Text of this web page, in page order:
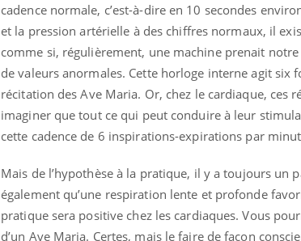
cadence normale, c’est-à-dire en 10 secondes
et la pression artérielle à des chiffres normaux, il
comme si, régulièrement, une machine prenait
de valeurs anormales. Cette horloge interne agit six
récitation des Ave Maria. Or, chez le cardiaque, ces
imaginer que tout ce qui peut conduire à leur
cette cadence de 6 inspirations-expirations par
Mais de l’hypothèse à la pratique, il y a toujours un
également qu’une respiration lente et profonde
pratique sera positive chez les cardiaques. Vous
d’un Ave Maria. Certes, mais le faire de façon